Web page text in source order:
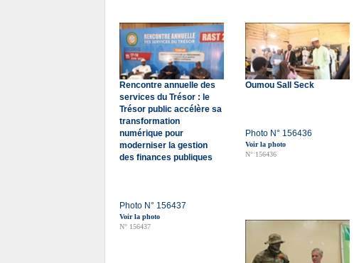
Rencontre annuelle des
services du Trésor : le
Trésor public accélère sa
transformation
numérique pour
moderniser la gestion
des finances publiques
Photo N° 156437
Voir la photo
N° 156437
Oumou Sall Seck
Photo N° 156436
Voir la photo
N° 156436